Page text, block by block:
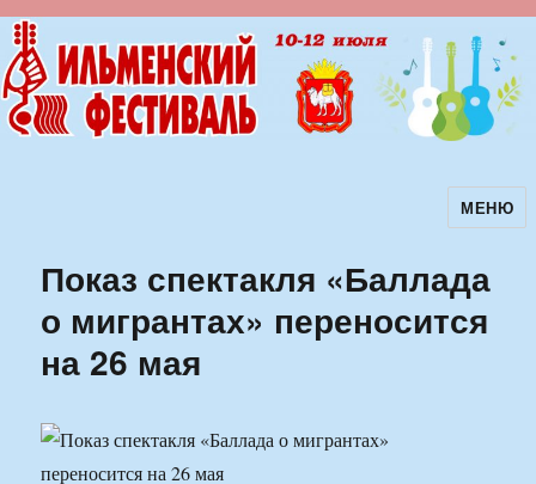
Ильменский фестиваль авторскойМЕНЮ
Показ спектакля «Баллада
о мигрантах» переносится
на 26 мая